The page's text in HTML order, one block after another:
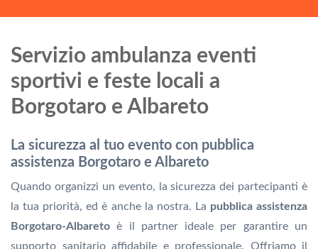
Servizio ambulanza eventi
sportivi e feste locali a
Borgotaro e Albareto
La sicurezza al tuo evento con pubblica
assistenza Borgotaro e Albareto
Quando organizzi un evento, la sicurezza dei partecipanti è
la tua priorità, ed è anche la nostra. La pubblica assistenza
Borgotaro-Albareto è il partner ideale per garantire un
supporto sanitario affidabile e professionale. Offriamo il